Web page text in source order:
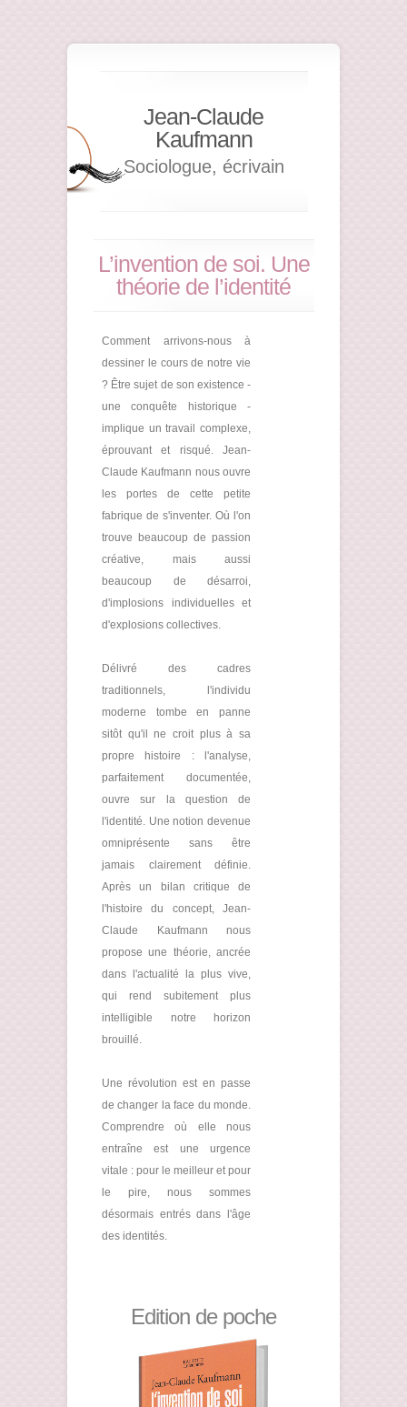
Jean-Claude
Kaufmann
Sociologue, écrivain
L’invention de soi. Une
théorie de l’identité
Comment arrivons-nous à
dessiner le cours de notre vie
? Être sujet de son existence -
une conquête historique -
implique un travail complexe,
éprouvant et risqué. Jean-
Claude Kaufmann nous ouvre
les portes de cette petite
fabrique de s'inventer. Où l'on
trouve beaucoup de passion
créative, mais aussi
beaucoup de désarroi,
d'implosions individuelles et
d'explosions collectives.
Délivré des cadres
traditionnels, l'individu
moderne tombe en panne
sitôt qu'il ne croit plus à sa
propre histoire : l'analyse,
parfaitement documentée,
ouvre sur la question de
l'identité. Une notion devenue
omniprésente sans être
jamais clairement définie.
Après un bilan critique de
l'histoire du concept, Jean-
Claude Kaufmann nous
propose une théorie, ancrée
dans l'actualité la plus vive,
qui rend subitement plus
intelligible notre horizon
brouillé.
Une révolution est en passe
de changer la face du monde.
Comprendre où elle nous
entraîne est une urgence
vitale : pour le meilleur et pour
le pire, nous sommes
désormais entrés dans l'âge
des identités.
Edition de poche